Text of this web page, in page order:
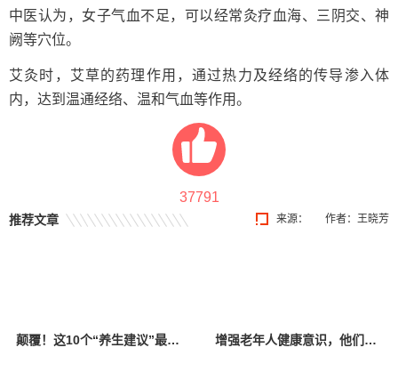
中医认为，女子气血不足，可以经常灸疗血海、三阴交、神
阙等穴位。
艾灸时，艾草的药理作用，通过热力及经络的传导渗入体
内，达到温通经络、温和气血等作用。
37791
来源： 作者：王晓芳
推荐文章
颠覆！这10个“养生建议”最好别信，当心越养越病！ 增强老年人健康意识，他们为居民普及养生知识